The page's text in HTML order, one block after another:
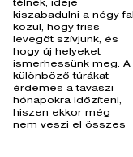
télnek, ideje
kiszabadulni a négy fal
közül, hogy friss
levegőt szívjunk, és
hogy új helyeket
ismerhessünk meg. A
különböző túrákat
érdemes a tavaszi
hónapokra időzíteni,
hiszen ekkor még
nem veszi el összes